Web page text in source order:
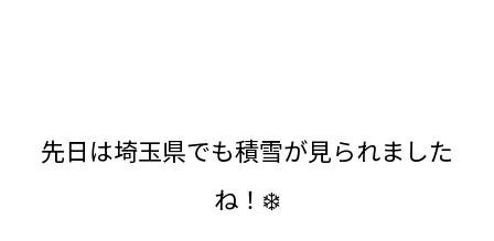
先日は埼玉県でも積雪が見られました
ね！❄️